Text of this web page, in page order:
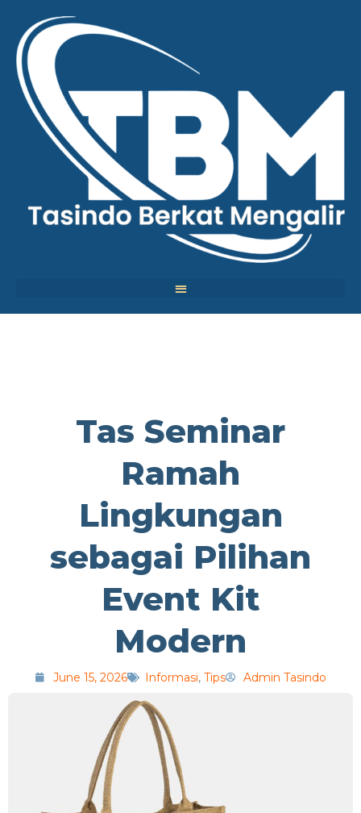
Tas Seminar
Ramah
Lingkungan
sebagai Pilihan
Event Kit
Modern
June 15, 2026 Informasi, Tips Admin Tasindo